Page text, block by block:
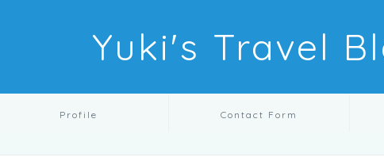
Yuki's Travel
Profile Contact Form